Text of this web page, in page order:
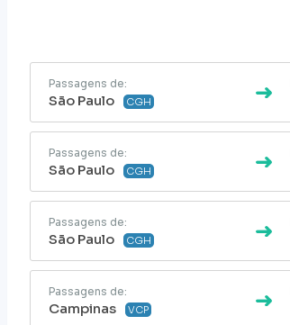
Passagens de:
São Paulo CGH
Passagens de:
São Paulo CGH
Passagens de:
São Paulo CGH
Passagens de:
Campinas VCP